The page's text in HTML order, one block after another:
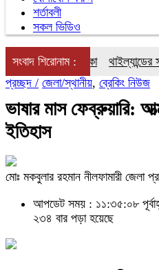
শর্তাবলী
সকল ভিডিও
সংবাদ শিরোনাম :
ও বন্যার আশঙ্কা
থাইল্যান্ডের
প্রচ্ছদ / জেলা/স্থানীয়, ব্রেকিং নিউজ
ভাষার মাস ফেব্রুয়ারি:
ইতিহাস
মোঃ মকবুলার রহমান নীলফামারী জেলা
আপডেট সময় : ১১:৩৫:০৮
২৩৪ বার পড়া হয়েছে